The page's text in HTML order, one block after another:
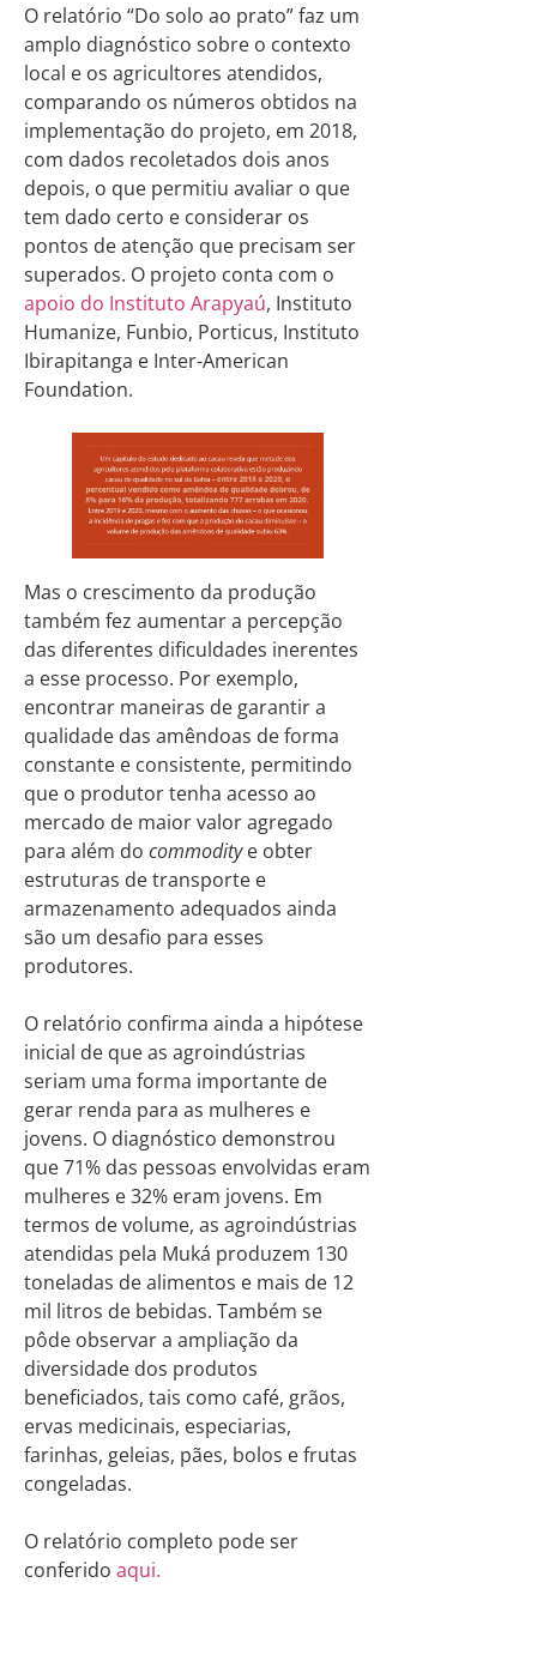
O relatório “Do solo ao prato” faz um
amplo diagnóstico sobre o contexto
local e os agricultores atendidos,
comparando os números obtidos na
implementação do projeto, em 2018,
com dados recoletados dois anos
depois, o que permitiu avaliar o que
tem dado certo e considerar os
pontos de atenção que precisam ser
superados. O projeto conta com o
apoio do Instituto Arapyaú, Instituto
Humanize, Funbio, Porticus, Instituto
Ibirapitanga e Inter-American
Foundation.
Mas o crescimento da produção
também fez aumentar a percepção
das diferentes dificuldades inerentes
a esse processo. Por exemplo,
encontrar maneiras de garantir a
qualidade das amêndoas de forma
constante e consistente, permitindo
que o produtor tenha acesso ao
mercado de maior valor agregado
para além do commoditye obter
estruturas de transporte e
armazenamento adequados ainda
são um desafio para esses
produtores.
O relatório confirma ainda a hipótese
inicial de que as agroindústrias
seriam uma forma importante de
gerar renda para as mulheres e
jovens. O diagnóstico demonstrou
que 71% das pessoas envolvidas eram
mulheres e 32% eram jovens. Em
termos de volume, as agroindústrias
atendidas pela Muká produzem 130
toneladas de alimentos e mais de 12
mil litros de bebidas. Também se
pôde observar a ampliação da
diversidade dos produtos
beneficiados, tais como café, grãos,
ervas medicinais, especiarias,
farinhas, geleias, pães, bolos e frutas
congeladas.
O relatório completo pode ser
conferido aqui.